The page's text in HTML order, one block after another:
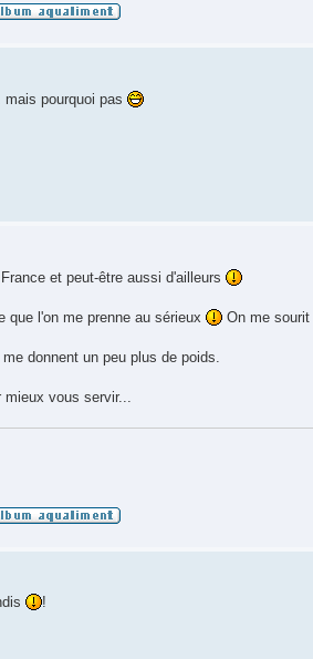
pourquoi pas
et peut-être aussi d'ailleurs
que l'on me prenne au sérieux On me
donnent un peu plus de poids.
mieux vous servir...
!